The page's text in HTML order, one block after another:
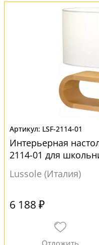
LSF-2114-01
Интерьерная
2114-01 для
Lussole (Италия)
6 188 ₽